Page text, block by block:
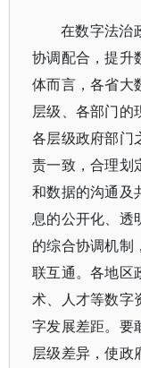
在数字法治
协调配合，提升
体而言，各省大
层级、各部门的
各层级政府部门
责一致，合理划
和数据的沟通及
息的公开化、透
的综合协调机制
联互通。各地区
术、人才等数字
字发展差距。要
层级差异，使政